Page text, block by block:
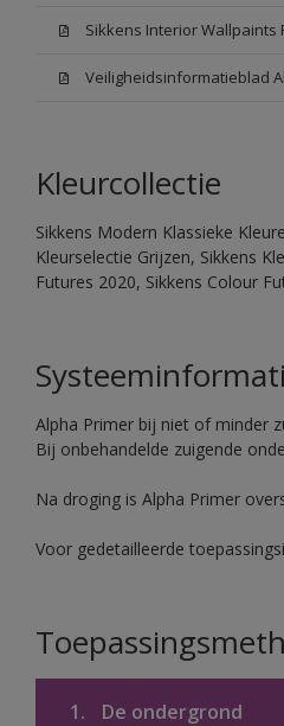
Sikkens Interior Wallpaints
Veiligheidsinformatieblad
Kleurcollectie
Sikkens Modern Klassieke
Kleurselectie Grijzen, Sikkens
Futures 2020, Sikkens Colour
Alpha Primer bij niet of minder
Bij onbehandelde zuigende
Na droging is Alpha Primer
Voor gedetailleerde
1. De ondergrond